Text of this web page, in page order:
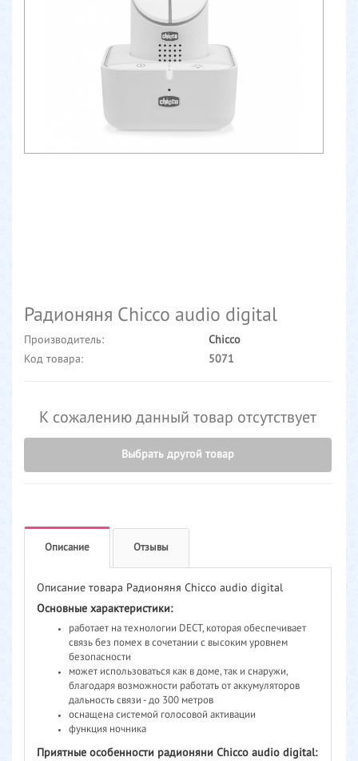
Радионяня Chicco аudio digital
Производитель:
Chicco
Код товара:
5071
К сожалению данный товар отсутствует
Выбрать другой товар
Описание Отзывы
Описание товара Радионяня Chicco аudio digital
Основные характеристики:
работает на технологии DECT, которая обеспечивает
связь без помех в сочетании с высоким уровнем
безопасности
может использоваться как в доме, так и снаружи,
благодаря возможности работать от аккумуляторов
дальность связи - до 300 метров
оснащена системой голосовой активации
функция ночника
Приятные особенности радионяни Chicco audio digital: